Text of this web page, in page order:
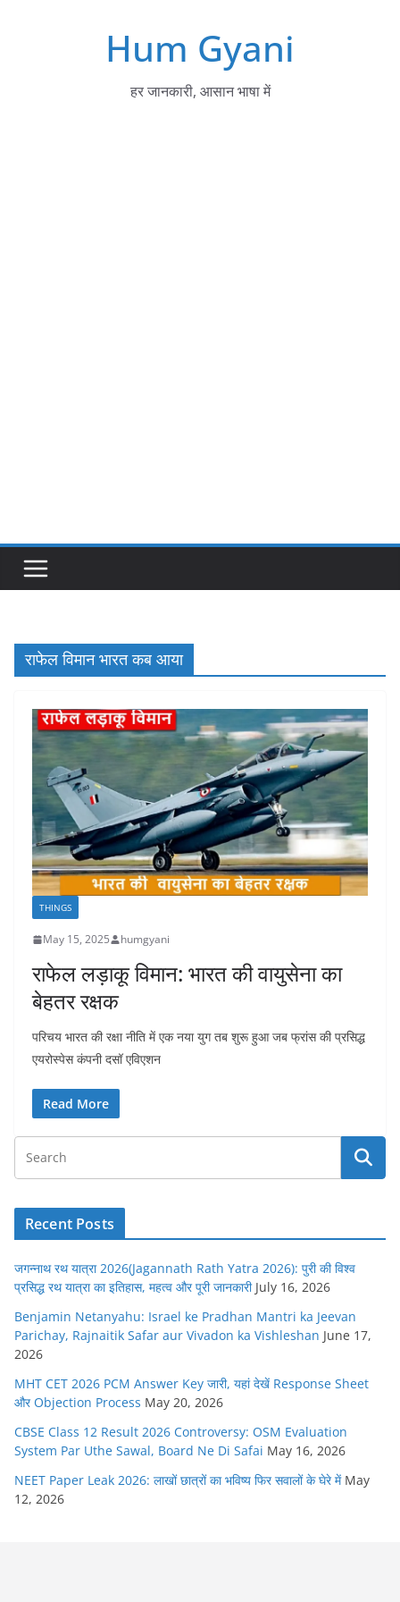
Hum Gyani
हर जानकारी, आसान भाषा में
राफेल विमान भारत कब आया
THINGS
May 15, 2025 humgyani
राफेल लड़ाकू विमान: भारत की वायुसेना का
बेहतर रक्षक
परिचय भारत की रक्षा नीति में एक नया युग तब शुरू हुआ जब फ्रांस की प्रसिद्ध
एयरोस्पेस कंपनी दसॉ एविएशन
Read More
Recent Posts
जगन्नाथ रथ यात्रा 2026(Jagannath Rath Yatra 2026): पुरी की विश्व
प्रसिद्ध रथ यात्रा का इतिहास, महत्व और पूरी जानकारी July 16, 2026
Benjamin Netanyahu: Israel ke Pradhan Mantri ka Jeevan
Parichay, Rajnaitik Safar aur Vivadon ka Vishleshan June 17,
2026
MHT CET 2026 PCM Answer Key जारी, यहां देखें Response Sheet
और Objection Process May 20, 2026
CBSE Class 12 Result 2026 Controversy: OSM Evaluation
System Par Uthe Sawal, Board Ne Di Safai May 16, 2026
NEET Paper Leak 2026: लाखों छात्रों का भविष्य फिर सवालों के घेरे में May
12, 2026